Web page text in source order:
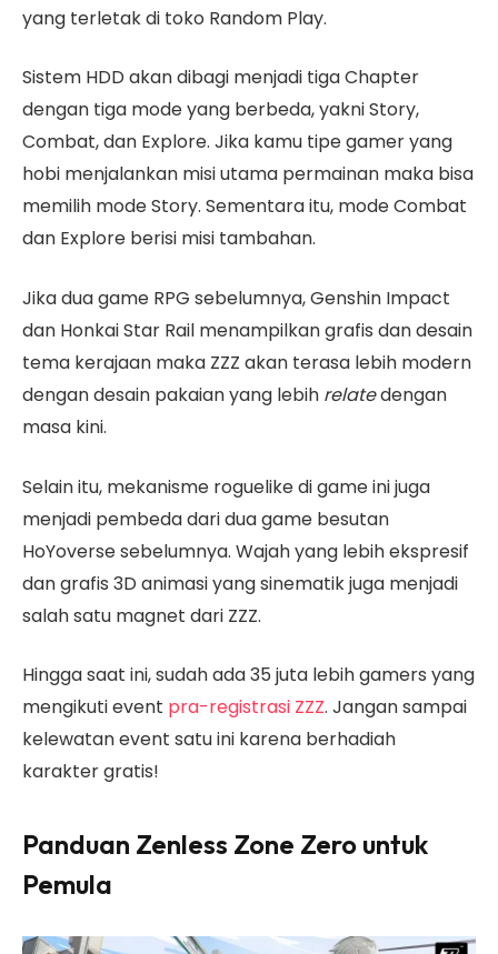
yang terletak di toko Random Play.
Sistem HDD akan dibagi menjadi tiga Chapter
dengan tiga mode yang berbeda, yakni Story,
Combat, dan Explore. Jika kamu tipe gamer yang
hobi menjalankan misi utama permainan maka bisa
memilih mode Story. Sementara itu, mode Combat
dan Explore berisi misi tambahan.
Jika dua game RPG sebelumnya, Genshin Impact
dan Honkai Star Rail menampilkan grafis dan desain
tema kerajaan maka ZZZ akan terasa lebih modern
dengan desain pakaian yang lebih relatedengan
masa kini.
Selain itu, mekanisme roguelike di game ini juga
menjadi pembeda dari dua game besutan
HoYoverse sebelumnya. Wajah yang lebih ekspresif
dan grafis 3D animasi yang sinematik juga menjadi
salah satu magnet dari ZZZ.
Hingga saat ini, sudah ada 35 juta lebih gamers yang
mengikuti event pra-registrasi ZZZ. Jangan sampai
kelewatan event satu ini karena berhadiah
karakter gratis!
Panduan Zenless Zone Zero untuk
Pemula